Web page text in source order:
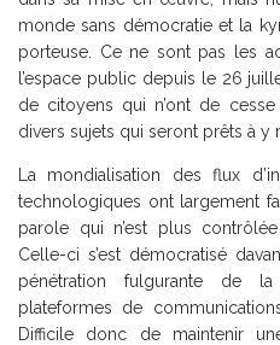
monde sans démocratie et la
porteuse. Ce ne sont pas les
l’espace public depuis le 26
de citoyens qui n’ont de
divers sujets qui seront prêts à y
La mondialisation des flux
technologiques ont largement
parole qui n’est plus
Celle-ci s’est démocratisé
pénétration fulgurante de
plateformes de
Difficile donc de maintenir